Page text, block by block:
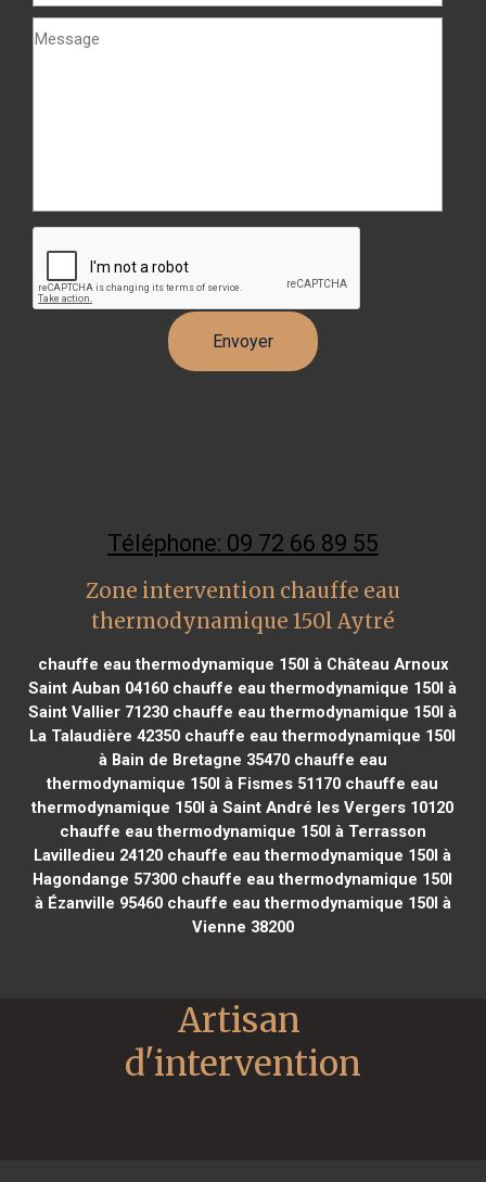
Téléphone: 09 72 66 89 55
Zone intervention chauffe eau
thermodynamique 150l Aytré
chauffe eau thermodynamique 150l à Château Arnoux
Saint Auban 04160 chauffe eau thermodynamique 150l à
Saint Vallier 71230 chauffe eau thermodynamique 150l à
La Talaudière 42350 chauffe eau thermodynamique 150l
à Bain de Bretagne 35470chauffe eau
thermodynamique 150l à Fismes 51170 chauffe eau
thermodynamique 150l à Saint André les Vergers 10120
chauffe eau thermodynamique 150l à Terrasson
Lavilledieu 24120 chauffe eau thermodynamique 150l à
Hagondange 57300 chauffe eau thermodynamique 150l
à Ézanville 95460chauffe eau thermodynamique 150l à
Vienne 38200
Artisan
d'intervention